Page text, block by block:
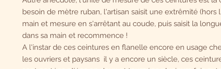
besoin de mètre ruban, l'artisan saisit une extrêmité (hors
main et mesure en s'arrêtant au coude, puis saisit la
dans sa main et recommence !
A l'instar de ces ceintures en flanelle encore en usage
les ouvriers et paysans il y a encore un siècle, ces